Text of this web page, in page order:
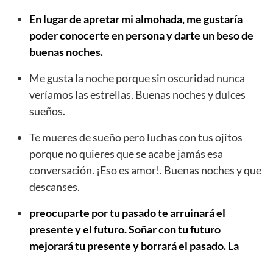
En lugar de apretar mi almohada, me gustaría
poder conocerte en persona y darte un beso de
buenas noches.
Me gusta la noche porque sin oscuridad nunca
veríamos las estrellas. Buenas noches y dulces
sueños.
Te mueres de sueño pero luchas con tus ojitos
porque no quieres que se acabe jamás esa
conversación. ¡Eso es amor!. Buenas noches y que
descanses.
preocuparte por tu pasado te arruinará el
presente y el futuro. Soñar con tu futuro
mejorará tu presente y borrará el pasado. La